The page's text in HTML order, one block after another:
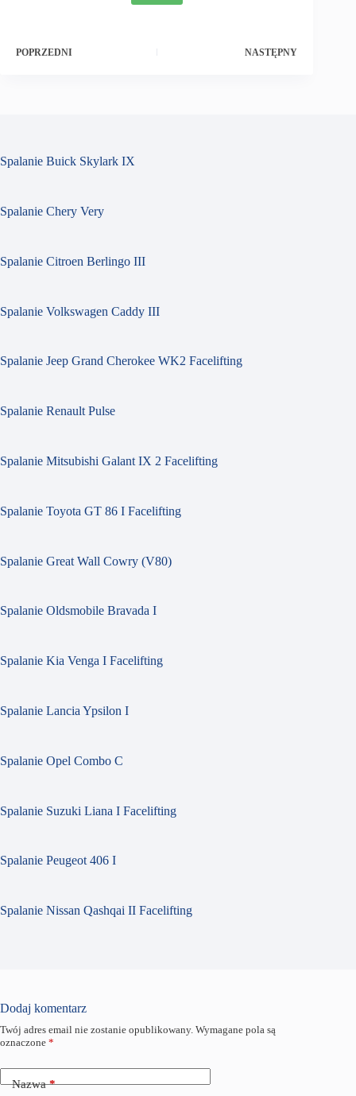
POPRZEDNI NASTĘPNY
Spalanie Buick Skylark IX
Spalanie Chery Very
Spalanie Citroen Berlingo III
Spalanie Volkswagen Caddy III
Spalanie Jeep Grand Cherokee WK2 Facelifting
Spalanie Renault Pulse
Spalanie Mitsubishi Galant IX 2 Facelifting
Spalanie Toyota GT 86 I Facelifting
Spalanie Great Wall Cowry (V80)
Spalanie Oldsmobile Bravada I
Spalanie Kia Venga I Facelifting
Spalanie Lancia Ypsilon I
Spalanie Opel Combo C
Spalanie Suzuki Liana I Facelifting
Spalanie Peugeot 406 I
Spalanie Nissan Qashqai II Facelifting
Dodaj komentarz
Twój adres email nie zostanie opublikowany. Wymagane pola są
oznaczone *
Nazwa*